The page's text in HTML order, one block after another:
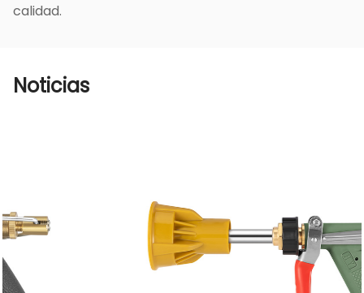
¡Gracias por su atención y apoyo! Si tiene
calidad.
Noticias